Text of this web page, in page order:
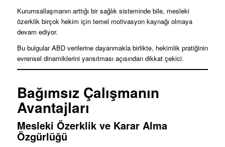
Kurumsallaşmanın arttığı bir sağlık sisteminde bile, mesleki
özerklik birçok hekim için temel motivasyon kaynağı olmaya
devam ediyor.
Bu bulgular ABD verilerine dayanmakla birlikte, hekimlik pratiğinin
evrensel dinamiklerini yansıtması açısından dikkat çekici.
Bağımsız Çalışmanın
Avantajları
Mesleki Özerklik ve Karar Alma
Özgürlüğü